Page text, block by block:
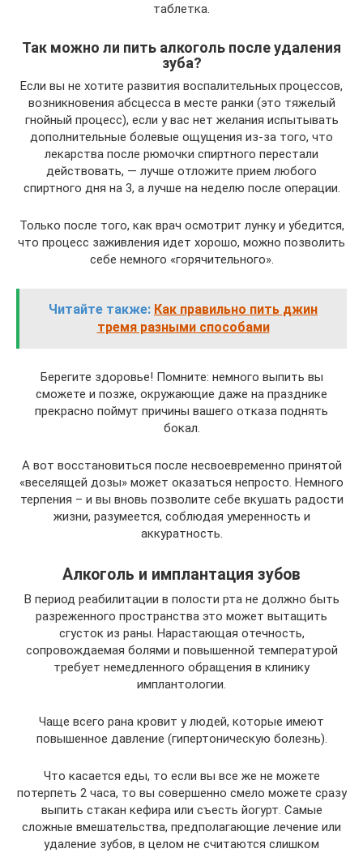
таблетка.
Так можно ли пить алкоголь после удаления
зуба?
Если вы не хотите развития воспалительных процессов,
возникновения абсцесса в месте ранки (это тяжелый
гнойный процесс), если у вас нет желания испытывать
дополнительные болевые ощущения из-за того, что
лекарства после рюмочки спиртного перестали
действовать, — лучше отложите прием любого
спиртного дня на 3, а лучше на неделю после операции.
Только после того, как врач осмотрит лунку и убедится,
что процесс заживления идет хорошо, можно позволить
себе немного «горячительного».
Читайте также: Как правильно пить джин
тремя разными способами
Берегите здоровье! Помните: немного выпить вы
сможете и позже, окружающие даже на празднике
прекрасно поймут причины вашего отказа поднять
бокал.
А вот восстановиться после несвоевременно принятой
«веселящей дозы» может оказаться непросто. Немного
терпения – и вы вновь позволите себе вкушать радости
жизни, разумеется, соблюдая умеренность и
аккуратность.
Алкоголь и имплантация зубов
В период реабилитации в полости рта не должно быть
разреженного пространства это может вытащить
сгусток из раны. Нарастающая отечность,
сопровождаемая болями и повышенной температурой
требует немедленного обращения в клинику
имплантологии.
Чаще всего рана кровит у людей, которые имеют
повышенное давление (гипертоническую болезнь).
Что касается еды, то если вы все же не можете
потерпеть 2 часа, то вы совершенно смело можете сразу
выпить стакан кефира или съесть йогурт. Самые
сложные вмешательства, предполагающие лечение или
удаление зубов, в целом не считаются слишком